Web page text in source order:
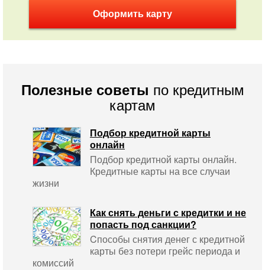
Оформить карту
Полезные советы по кредитным
картам
Подбор кредитной карты
онлайн
Подбор кредитной карты онлайн.
Кредитные карты на все случаи
жизни
Как снять деньги с кредитки и не
попасть под санкции?
Cпособы снятия денег с кредитной
карты без потери грейс периода и
комиссий